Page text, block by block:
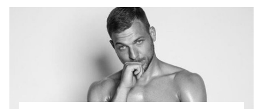
javnosti odmevajo še leta kasneje. Eden izmed najbolj
ikoničnih trenutkov se je zagotovo zgodil v prvi sezoni
šova Big Brother slavnih pred davnimi 10 leti, ko sta
se Sandra Auer in Ines Juratović sporekli zaradi sira. Pa
se spomnite, kaj se je zares zgodilo?